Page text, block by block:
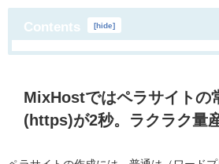
Contents [hide]
MixHostではペラサイトの
(https)が2秒。ラクラク量